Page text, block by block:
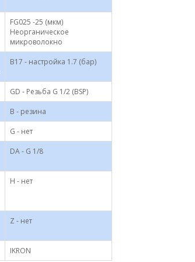
FG025 -25 (мкм)
Неорганическое
микроволокно
B17 - настройка 1.7 (бар)
GD - Резьба G 1/2 (BSP)
B - резина
G - нет
DA - G 1/8
H - нет
Z - нет
IKRON